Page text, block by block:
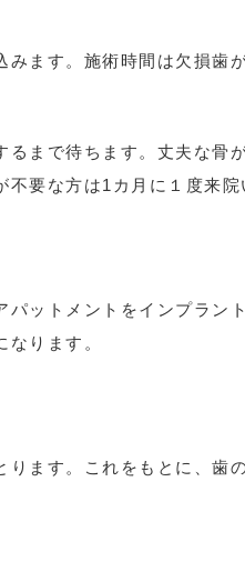
ます。施術時間は欠損歯
まで待ちます。丈夫な
要な方は1カ月に１度来院
ットメントをインプラン
ります。
ます。これをもとに、歯